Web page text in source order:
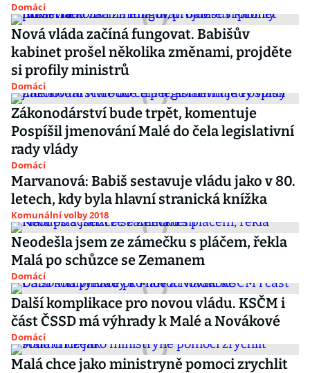
Domácí
Nová vláda začíná fungovat. Babišův
kabinet prošel několika změnami, projděte
si profily ministrů
Domácí
Zákonodárství bude trpět, komentuje
Pospíšil jmenování Malé do čela legislativní
rady vlády
Domácí
Marvanová: Babiš sestavuje vládu jako v 80.
letech, kdy byla hlavní stranická knížka
Komunální volby 2018
Neodešla jsem ze zámečku s pláčem, řekla
Malá po schůzce se Zemanem
Domácí
Další komplikace pro novou vládu. KSČM i
část ČSSD má výhrady k Malé a Novákové
Domácí
Malá chce jako ministryně pomoci zrychlit